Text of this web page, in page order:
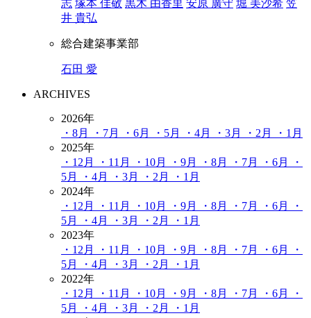
志 塚本 佳敬 黒木 由香里 安原 廣守 堀 美沙希 笠
井 貴弘
総合建築事業部
石田 愛
ARCHIVES
2026年
・8月
・7月 ・6月 ・5月 ・4月 ・3月 ・2月
・1月
2025年
・12月
・11月 ・10月 ・9月 ・8月 ・7月 ・6月
・
5月
・4月 ・3月 ・2月
・1月
2024年
・12月
・11月 ・10月 ・9月 ・8月 ・7月 ・6月
・
5月
・4月 ・3月 ・2月
・1月
2023年
・12月
・11月 ・10月 ・9月 ・8月 ・7月 ・6月
・
5月
・4月 ・3月 ・2月
・1月
2022年
・12月
・11月 ・10月 ・9月 ・8月 ・7月 ・6月
・
5月
・4月 ・3月 ・2月
・1月